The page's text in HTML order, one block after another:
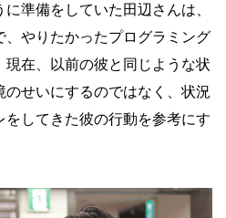
準備をしていた田辺さんは、
やりたかったプログラミング
在、以前の彼と同じような状
せいにするのではなく、状況
をしてきた彼の行動を参考にす